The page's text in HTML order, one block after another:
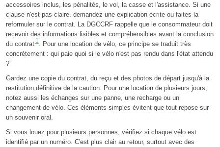
accessoires inclus, les pénalités, le vol, la casse et l'assistance. Si une
clause n'est pas claire, demandez une explication écrite ou faites-la
reformuler sur le contrat. La DGCCRF rappelle que le consommateur doit
recevoir des informations lisibles et compréhensibles avant la conclusion
du contrat 1
. Pour une location de vélo, ce principe se traduit très
concrètement : qui paie quoi si le vélo n'est pas rendu dans l'état attendu
?
Gardez une copie du contrat, du reçu et des photos de départ jusqu'à la
restitution définitive de la caution. Pour une location de plusieurs jours,
notez aussi les échanges sur une panne, une recharge ou un
changement de vélo. Ces éléments simples évitent que tout repose sur
un souvenir oral.
Si vous louez pour plusieurs personnes, vérifiez si chaque vélo est
identifié par un numéro. C'est plus clair au retour, surtout avec des